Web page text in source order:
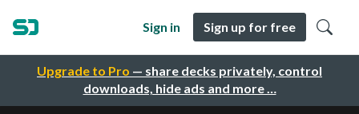
Upgrade to Pro — share decks privately, control
downloads, hide ads and more …
Sign in Sign up for free